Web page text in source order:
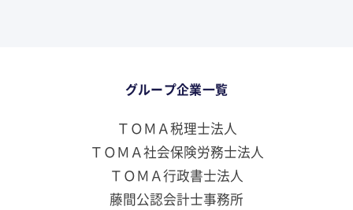
グループ企業一覧
ＴＯＭＡ税理士法人
ＴＯＭＡ社会保険労務士法人
ＴＯＭＡ行政書士法人
藤間公認会計士事務所